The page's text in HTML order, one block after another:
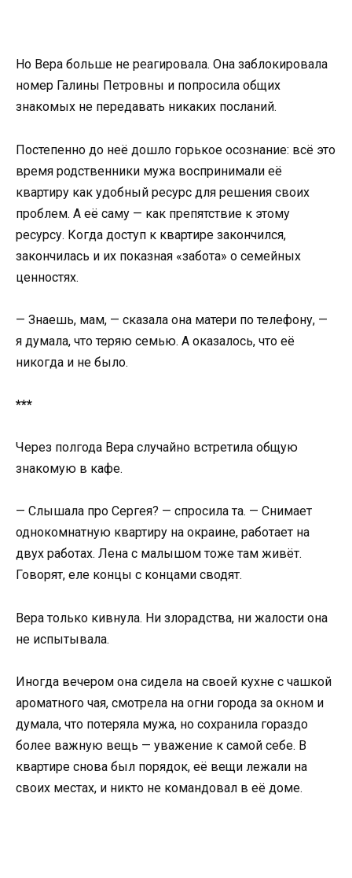
Но Вера больше не реагировала. Она заблокировала
номер Галины Петровны и попросила общих
знакомых не передавать никаких посланий.
Постепенно до неё дошло горькое осознание: всё это
время родственники мужа воспринимали её
квартиру как удобный ресурс для решения своих
проблем. А её саму — как препятствие к этому
ресурсу. Когда доступ к квартире закончился,
закончилась и их показная «забота» о семейных
ценностях.
— Знаешь, мам, — сказала она матери по телефону, —
я думала, что теряю семью. А оказалось, что её
никогда и не было.
***
Через полгода Вера случайно встретила общую
знакомую в кафе.
— Слышала про Сергея? — спросила та. — Снимает
однокомнатную квартиру на окраине, работает на
двух работах. Лена с малышом тоже там живёт.
Говорят, еле концы с концами сводят.
Вера только кивнула. Ни злорадства, ни жалости она
не испытывала.
Иногда вечером она сидела на своей кухне с чашкой
ароматного чая, смотрела на огни города за окном и
думала, что потеряла мужа, но сохранила гораздо
более важную вещь — уважение к самой себе. В
квартире снова был порядок, её вещи лежали на
своих местах, и никто не командовал в её доме.